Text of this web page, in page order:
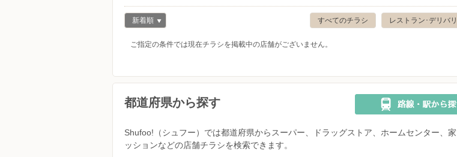
レストラン･デリバ
すべてのチラシ
新着順
ご指定の条件では現在チラシを掲載中の店舗がございません。
都道府県から探す
Shufoo!（シュフー）では都道府県からスーパー、ドラッグストア、ホームセンター、
ッションなどの店舗チラシを検索できます。